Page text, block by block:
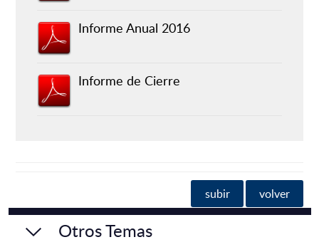
Informe Anual 2016
Informe de Cierre
subir volver
Otros Temas